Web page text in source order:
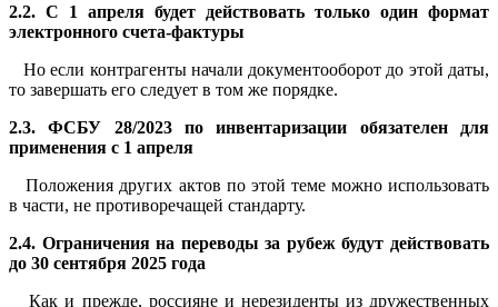
2.2. С 1 апреля будет действовать только один формат
электронного счета-фактуры
Но если контрагенты начали документооборот до этой даты,
то завершать его следует в том же порядке.
2.3. ФСБУ 28/2023 по инвентаризации обязателен для
применения с 1 апреля
Положения других актов по этой теме можно использовать
в части, не противоречащей стандарту.
2.4. Ограничения на переводы за рубеж будут действовать
до 30 сентября 2025 года
Как и прежде, россияне и нерезиденты из дружественных